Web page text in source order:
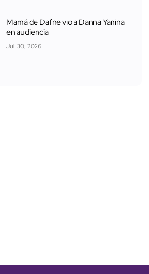
Mamá de Dafne vio a Danna Yanina
en audiencia
Jul. 30, 2026